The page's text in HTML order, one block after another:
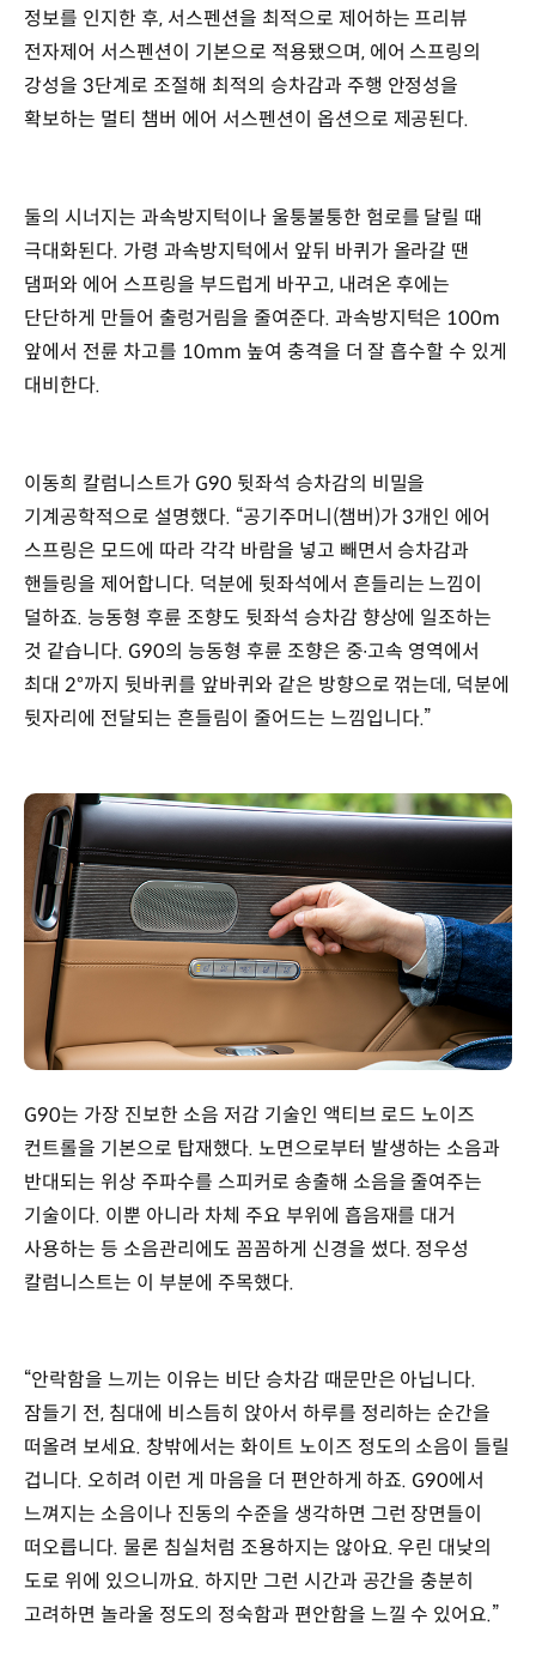
정보를 인지한 후, 서스펜션을 최적으로 제어하는 프리뷰
전자제어 서스펜션이 기본으로 적용됐으며, 에어 스프링의
강성을 3단계로 조절해 최적의 승차감과 주행 안정성을
확보하는 멀티 챔버 에어 서스펜션이 옵션으로 제공된다.
둘의 시너지는 과속방지턱이나 울퉁불퉁한 험로를 달릴 때
극대화된다. 가령 과속방지턱에서 앞뒤 바퀴가 올라갈 땐
댐퍼와 에어 스프링을 부드럽게 바꾸고, 내려온 후에는
단단하게 만들어 출렁거림을 줄여준다. 과속방지턱은 100m
앞에서 전륜 차고를 10mm 높여 충격을 더 잘 흡수할 수 있게
대비한다.
이동희 칼럼니스트가 G90 뒷좌석 승차감의 비밀을
기계공학적으로 설명했다. “공기주머니(챔버)가 3개인 에어
스프링은 모드에 따라 각각 바람을 넣고 빼면서 승차감과
핸들링을 제어합니다. 덕분에 뒷좌석에서 흔들리는 느낌이
덜하죠. 능동형 후륜 조향도 뒷좌석 승차감 향상에 일조하는
것 같습니다. G90의 능동형 후륜 조향은 중∙고속 영역에서
최대 2°까지 뒷바퀴를 앞바퀴와 같은 방향으로 꺾는데, 덕분에
뒷자리에 전달되는 흔들림이 줄어드는 느낌입니다.”
G90는 가장 진보한 소음 저감 기술인 액티브 로드 노이즈
컨트롤을 기본으로 탑재했다. 노면으로부터 발생하는 소음과
반대되는 위상 주파수를 스피커로 송출해 소음을 줄여주는
기술이다. 이뿐 아니라 차체 주요 부위에 흡음재를 대거
사용하는 등 소음관리에도 꼼꼼하게 신경을 썼다. 정우성
칼럼니스트는 이 부분에 주목했다.
“안락함을 느끼는 이유는 비단 승차감 때문만은 아닙니다.
잠들기 전, 침대에 비스듬히 앉아서 하루를 정리하는 순간을
떠올려 보세요. 창밖에서는 화이트 노이즈 정도의 소음이 들릴
겁니다. 오히려 이런 게 마음을 더 편안하게 하죠. G90에서
느껴지는 소음이나 진동의 수준을 생각하면 그런 장면들이
떠오릅니다. 물론 침실처럼 조용하지는 않아요. 우린 대낮의
도로 위에 있으니까요. 하지만 그런 시간과 공간을 충분히
고려하면 놀라울 정도의 정숙함과 편안함을 느낄 수 있어요.”